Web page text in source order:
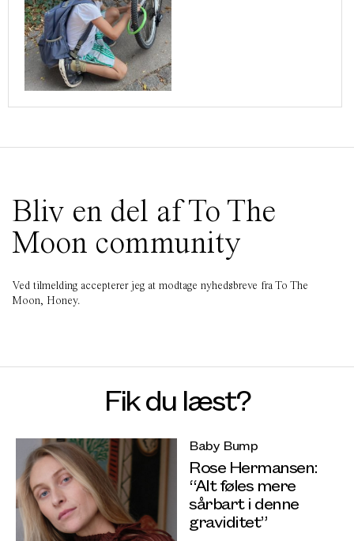
Bliv en del af To The
Moon community
Ved tilmelding accepterer jeg at modtage nyhedsbreve fra To The
Moon, Honey.
Fik du læst?
Baby Bump
Rose Hermansen:
“Alt føles mere
sårbart i denne
graviditet”